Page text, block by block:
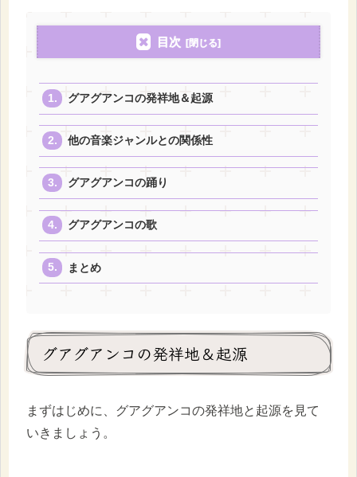
目次
グアグアンコの発祥地＆起源
他の音楽ジャンルとの関係性
グアグアンコの踊り
グアグアンコの歌
まとめ
グアグアンコの発祥地＆起源
まずはじめに、グアグアンコの発祥地と起源を見て
いきましょう。